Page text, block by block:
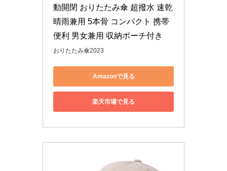
動開閉 おりたたみ傘 超撥水 速乾
晴雨兼用 5本骨 コンパクト 携帯
便利 男女兼用 収納ポーチ付き
おりたたみ傘2023
Amazonで見る
楽天市場で見る